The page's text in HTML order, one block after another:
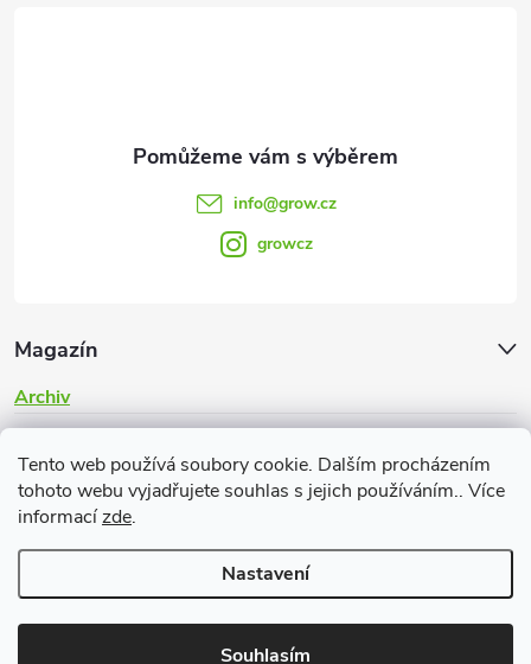
Tento web používá soubory cookie. Dalším procházením
tohoto webu vyjadřujete souhlas s jejich používáním.. Více
informacízde.
Nastavení
Souhlasím
Magazín
Archiv
info@grow.cz
growcz
Copyright 2026Grow.cz. Všechna práva vyhrazena.